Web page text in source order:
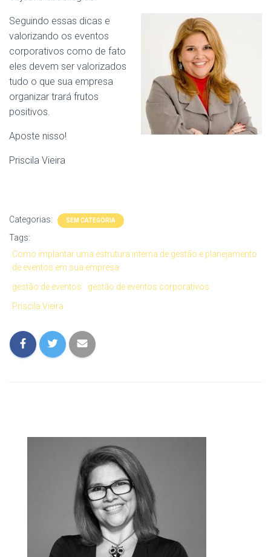
Seguindo essas dicas e
valorizando os eventos
corporativos como de fato
eles devem ser valorizados
tudo o que sua empresa
organizar trará frutos
positivos.
Aposte nisso!
Priscila Vieira
Categorias: SEM CATEGORIA
Tags:
Como implantar uma estrutura interna de gestão e planejamento
de eventos em sua empresa
gestão de eventos
gestão de eventos corporativos
Priscila Vieira